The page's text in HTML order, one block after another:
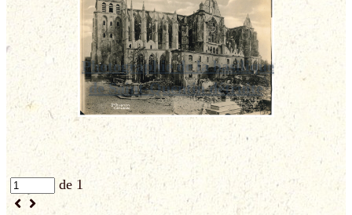
Photographie de la basilique
de Saint-Quentin détruite
de 1